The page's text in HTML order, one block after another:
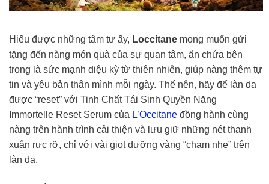
Hiểu được những tâm tư ấy, Loccitane mong muốn gửi
tặng đến nàng món quà của sự quan tâm, ẩn chứa bên
trong là sức mạnh diệu kỳ từ thiên nhiên, giúp nàng thêm tự
tin và yêu bản thân mình mỗi ngày. Thế nên, hãy để làn da
được “reset” với Tinh Chất Tái Sinh Quyền Năng
Immortelle Reset Serum của L’Occitane đồng hành cùng
nàng trên hành trình cải thiện và lưu giữ những nét thanh
xuân rực rỡ, chỉ với vài giọt dưỡng vàng “chạm nhẹ” trên
làn da.